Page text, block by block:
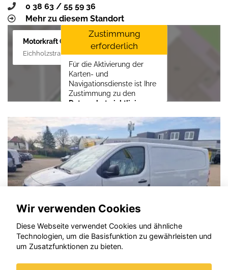
0 38 63 / 55 59 36
Mehr zu diesem Standort
Motorkraft GmbH
Eichholzstraße 88, 19089 Crivitz
Zustimmung
erforderlich
Für die Aktivierung der
Karten- und
Navigationsdienste ist Ihre
Zustimmung zu den
Datenschutzrichtlinien
LLCerforderlich.
Zustimmen und
aktivieren
Wir verwenden Cookies
Diese Webseite verwendet Cookies und ähnliche
Technologien, um die Basisfunktion zu gewährleisten und
um Zusatzfunktionen zu bieten.